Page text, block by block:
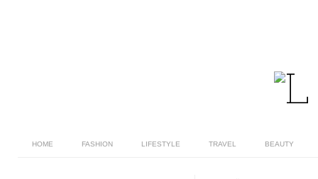
HOME FASHION LIFESTYLE TRAVEL BEAUTY